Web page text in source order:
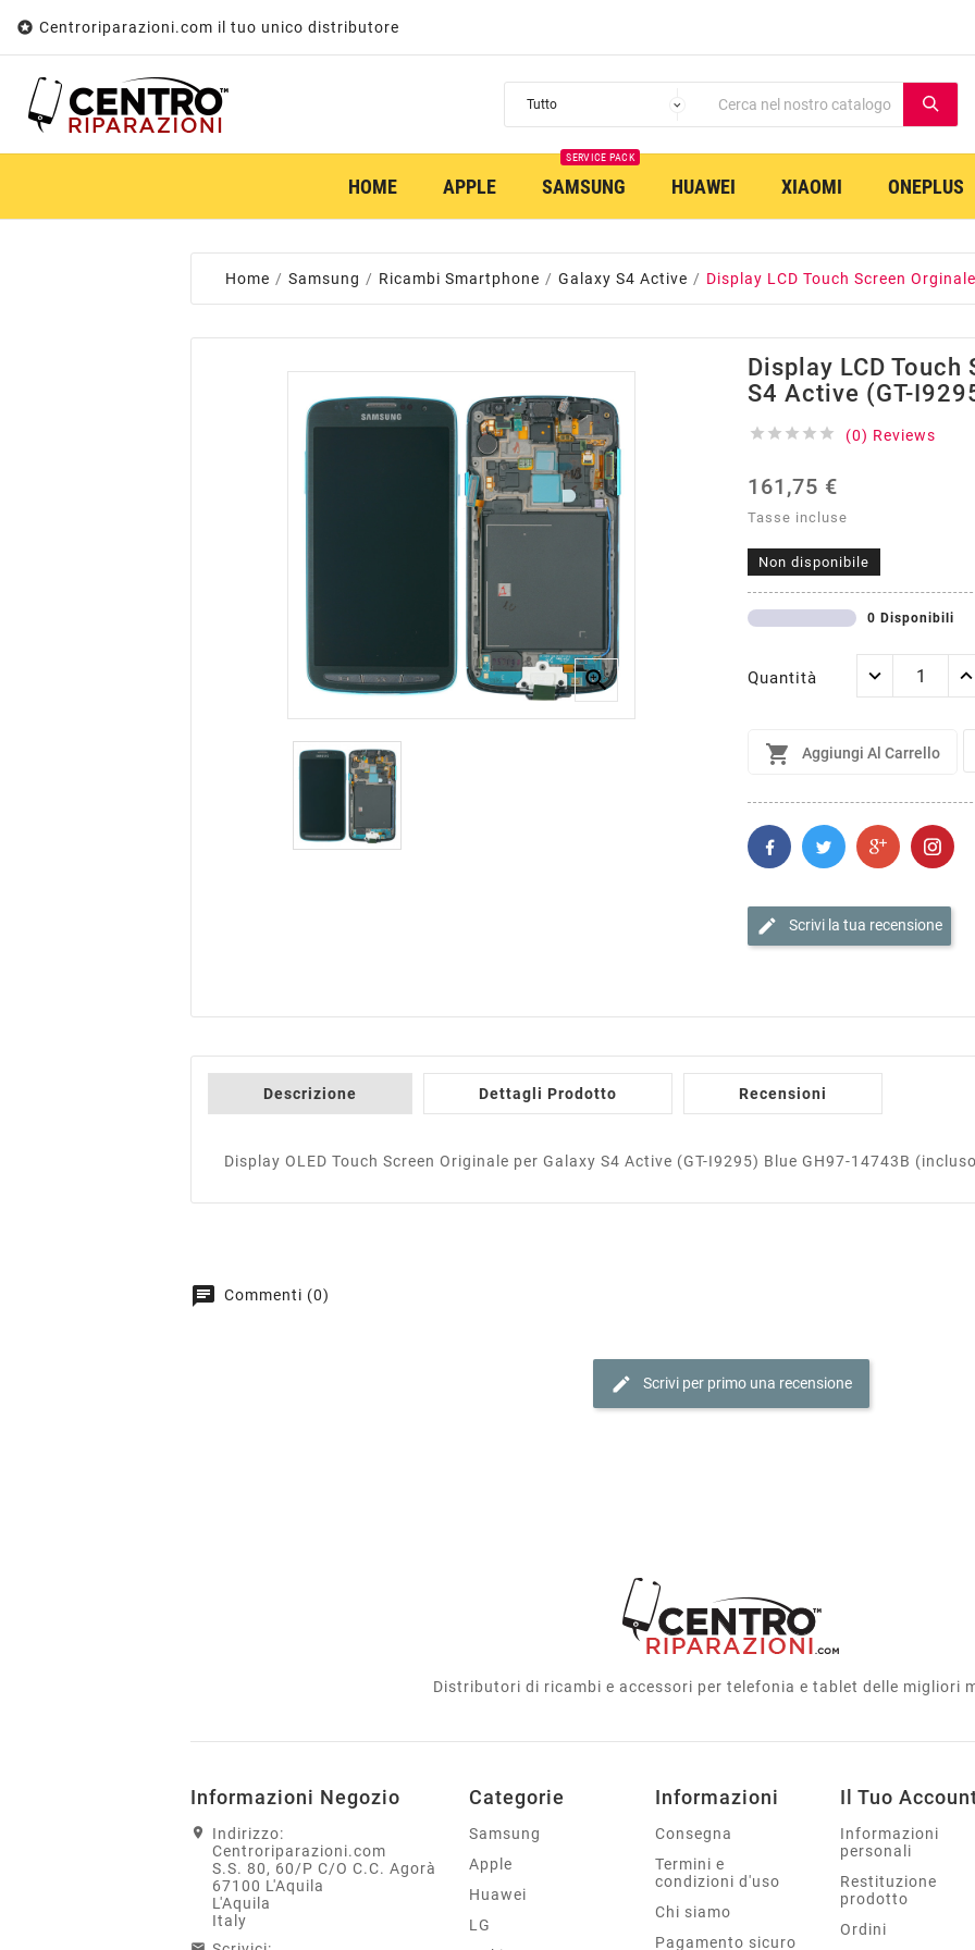
 Centroriparazioni.com il tuo unico distributore
HOME APPLE SAMSUNG
SERVICE PACK
HUAWEI XIAOMI ONEPLUS
Home Samsung Ricambi Smartphone Galaxy S4 Active Display LCD Touch Screen

Display LCD
S4 Active (GT-
     (0) Reviews
161,75 €
Tasse incluse
Non disponibile
0 Disponibili
Quantità
 Aggiungi Al Carrello
edit Scrivi la tua recensione
Descrizione Dettagli Prodotto Recensioni
Display OLED Touch Screen Originale per Galaxy S4 Active (GT-I9295) Blue GH97-14743B
chat Commenti (0)
edit Scrivi per primo una recensione
Distributori di ricambi e accessori per telefonia e tablet delle migliori
Informazioni Negozio
Indirizzo:
Centroriparazioni.com
S.S. 80, 60/P C/O C.C. Agorà
67100 L'Aquila
L'Aquila
Italy
Categorie
Samsung
Apple
Huawei
LG
Informazioni
Consegna
Termini e
condizioni d'uso
Chi siamo
Pagamento sicuro
Il Tuo
Informazioni
personali
Restituzione
prodotto
Ordini